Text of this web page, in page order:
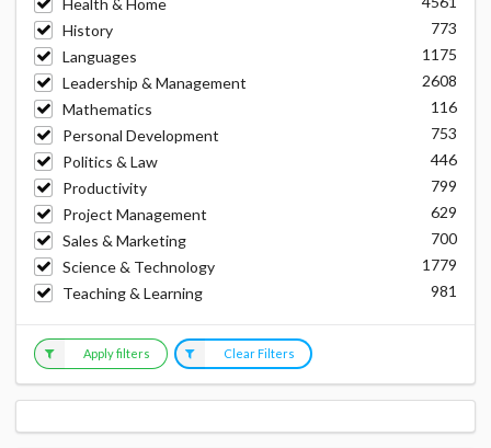
History
773
Languages
1175
Leadership & Management
2608
Mathematics
116
Personal Development
753
Politics & Law
446
Productivity
799
Project Management
629
Sales & Marketing
700
Science & Technology
1779
Teaching & Learning
981
Apply filters Clear Filters